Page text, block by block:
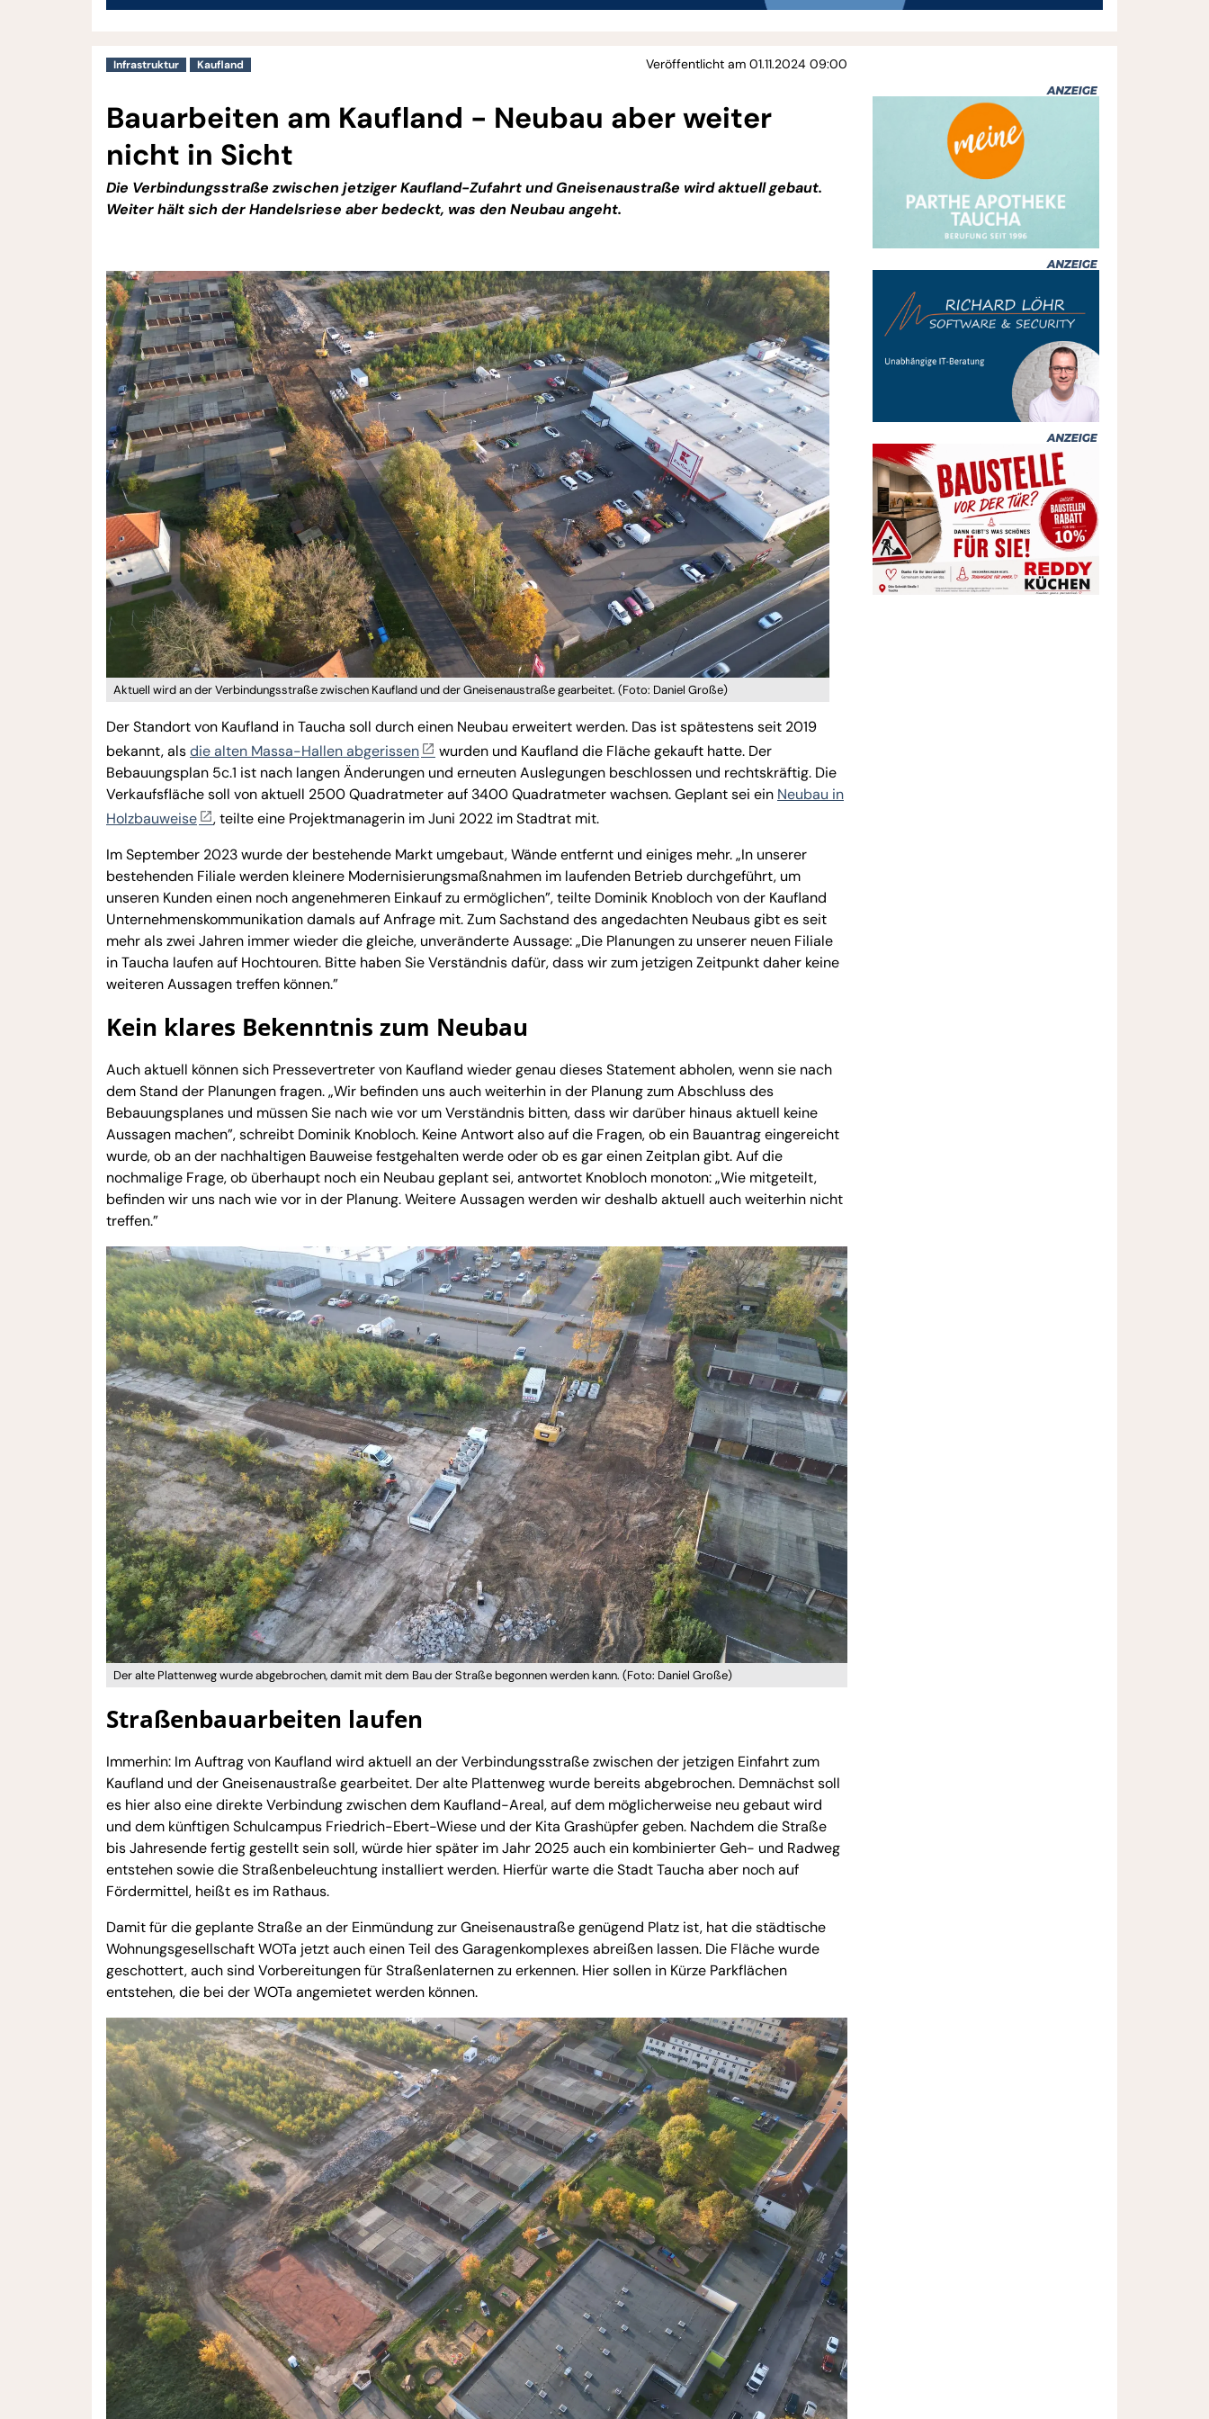
Infrastruktur Kaufland Veröffentlicht am 01.11.2024 09:00
Bauarbeiten am Kaufland - Neubau aber weiter
nicht in Sicht
Die Verbindungsstraße zwischen jetziger Kaufland-Zufahrt und Gneisenaustraße wird aktuell gebaut.
Weiter hält sich der Handelsriese aber bedeckt, was den Neubau angeht.
Aktuell wird an der Verbindungsstraße zwischen Kaufland und der Gneisenaustraße gearbeitet. (Foto: Daniel Große)
Der Standort von Kaufland in Taucha soll durch einen Neubau erweitert werden. Das ist spätestens seit 2019
bekannt, alsdie alten Massa-Hallen abgerissen
wurden und Kaufland die Fläche gekauft hatte. Der
Bebauungsplan 5c.1 ist nach langen Änderungen und erneuten Auslegungen beschlossen und rechtskräftig. Die
Verkaufsfläche soll von aktuell 2500 Quadratmeter auf 3400 Quadratmeter wachsen. Geplant sei ein Neubau in
Holzbauweise
, teilte eine Projektmanagerin im Juni 2022 im Stadtrat mit.
Im September 2023 wurde der bestehende Markt umgebaut, Wände entfernt und einiges mehr. „In unserer
bestehenden Filiale werden kleinere Modernisierungsmaßnahmen im laufenden Betrieb durchgeführt, um
unseren Kunden einen noch angenehmeren Einkauf zu ermöglichen”, teilte Dominik Knobloch von der Kaufland
Unternehmenskommunikation damals auf Anfrage mit. Zum Sachstand des angedachten Neubaus gibt es seit
mehr als zwei Jahren immer wieder die gleiche, unveränderte Aussage: „Die Planungen zu unserer neuen Filiale
in Taucha laufen auf Hochtouren. Bitte haben Sie Verständnis dafür, dass wir zum jetzigen Zeitpunkt daher keine
weiteren Aussagen treffen können.”
Kein klares Bekenntnis zum Neubau
Auch aktuell können sich Pressevertreter von Kaufland wieder genau dieses Statement abholen, wenn sie nach
dem Stand der Planungen fragen. „Wir befinden uns auch weiterhin in der Planung zum Abschluss des
Bebauungsplanes und müssen Sie nach wie vor um Verständnis bitten, dass wir darüber hinaus aktuell keine
Aussagen machen”, schreibt Dominik Knobloch. Keine Antwort also auf die Fragen, ob ein Bauantrag eingereicht
wurde, ob an der nachhaltigen Bauweise festgehalten werde oder ob es gar einen Zeitplan gibt. Auf die
nochmalige Frage, ob überhaupt noch ein Neubau geplant sei, antwortet Knobloch monoton: „Wie mitgeteilt,
befinden wir uns nach wie vor in der Planung. Weitere Aussagen werden wir deshalb aktuell auch weiterhin nicht
treffen.”
Der alte Plattenweg wurde abgebrochen, damit mit dem Bau der Straße begonnen werden kann. (Foto: Daniel Große)
Straßenbauarbeiten laufen
Immerhin: Im Auftrag von Kaufland wird aktuell an der Verbindungsstraße zwischen der jetzigen Einfahrt zum
Kaufland und der Gneisenaustraße gearbeitet. Der alte Plattenweg wurde bereits abgebrochen. Demnächst soll
es hier also eine direkte Verbindung zwischen dem Kaufland-Areal, auf dem möglicherweise neu gebaut wird
und dem künftigen Schulcampus Friedrich-Ebert-Wiese und der Kita Grashüpfer geben. Nachdem die Straße
bis Jahresende fertig gestellt sein soll, würde hier später im Jahr 2025 auch ein kombinierter Geh- und Radweg
entstehen sowie die Straßenbeleuchtung installiert werden. Hierfür warte die Stadt Taucha aber noch auf
Fördermittel, heißt es im Rathaus.
Damit für die geplante Straße an der Einmündung zur Gneisenaustraße genügend Platz ist, hat die städtische
Wohnungsgesellschaft WOTa jetzt auch einen Teil des Garagenkomplexes abreißen lassen. Die Fläche wurde
geschottert, auch sind Vorbereitungen für Straßenlaternen zu erkennen. Hier sollen in Kürze Parkflächen
entstehen, die bei der WOTa angemietet werden können.